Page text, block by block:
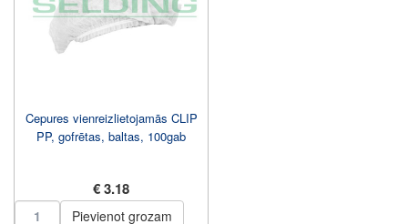
Cepures vienreizlietojamās CLIP
PP, gofrētas, baltas, 100gab
€ 3.18
Pievienot grozam